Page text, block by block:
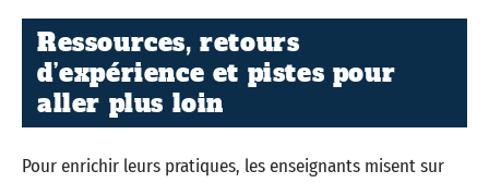
Ressources, retours
d’expérience et pistes pour
aller plus loin
Pour enrichir leurs pratiques, les enseignants misent sur